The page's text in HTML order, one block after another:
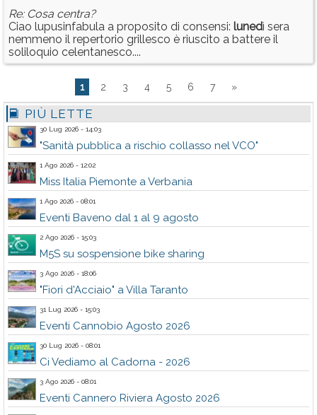
Re: Cosa centra?
Ciao lupusinfabula a proposito di consensi: lunedì sera
nemmeno il repertorio grillesco è riuscito a battere il
soliloquio celentanesco....
1 2 3 4 5 6 7 »
PIÙ LETTE
30 Lug 2026 - 14:03
"Sanità pubblica a rischio collasso nel VCO"
1 Ago 2026 - 12:02
Miss Italia Piemonte a Verbania
1 Ago 2026 - 08:01
Eventi Baveno dal 1 al 9 agosto
2 Ago 2026 - 15:03
M5S su sospensione bike sharing
3 Ago 2026 - 18:06
"Fiori d'Acciaio" a Villa Taranto
31 Lug 2026 - 15:03
Eventi Cannobio Agosto 2026
30 Lug 2026 - 08:01
Ci Vediamo al Cadorna - 2026
3 Ago 2026 - 08:01
Eventi Cannero Riviera Agosto 2026